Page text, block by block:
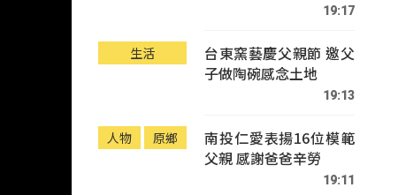
19:17
生活
台東窯藝慶父親節 邀父
子做陶碗感念土地
19:13
人物 原鄉
南投仁愛表揚16位模範
父親 感謝爸爸辛勞
19:11